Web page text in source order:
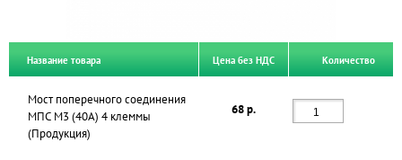
Название товара Цена без НДС Количество
Мост поперечного соединения
МПС М3 (40А) 4 клеммы
(Продукция)
68 р.